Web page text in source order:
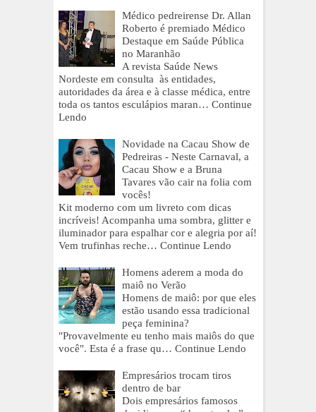
Médico pedreirense Dr. Allan
Roberto é premiado Médico
Destaque em Saúde Pública
no Maranhão
A revista Saúde News
Nordeste em consulta às entidades,
autoridades da área e à classe médica, entre
toda os tantos esculápios maran… Continue
Lendo
Novidade na Cacau Show de
Pedreiras - Neste Carnaval, a
Cacau Show e a Bruna
Tavares vão cair na folia com
vocês!
Kit moderno com um livreto com dicas
incríveis! Acompanha uma sombra, glitter e
iluminador para espalhar cor e alegria por aí!
Vem trufinhas reche… Continue Lendo
Homens aderem a moda do
maiô no Verão
Homens de maiô: por que eles
estão usando essa tradicional
peça feminina?
"Provavelmente eu tenho mais maiôs do que
você". Esta é a frase qu… Continue Lendo
Empresários trocam tiros
dentro de bar
Dois empresários famosos